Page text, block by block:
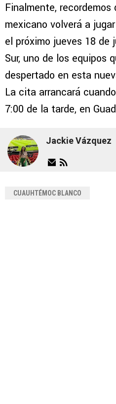
Finalmente, recordemos
mexicano volverá a
el próximo jueves 18 de
Sur, uno de los equipos
despertado en esta
La cita arrancará
7:00 de la tarde, en
Jackie Vázquez
CUAUHTÉMOC BLANCO